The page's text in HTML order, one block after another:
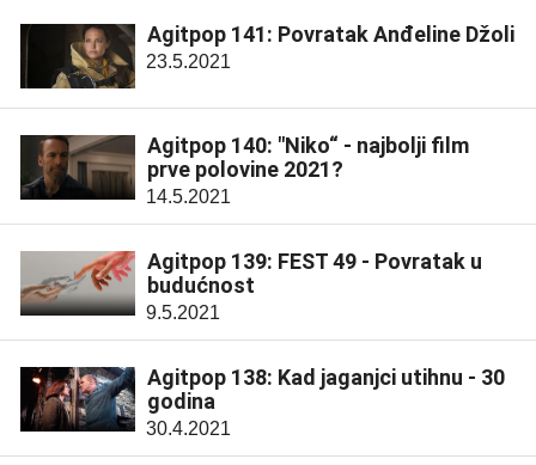
Agitpop 141: Povratak Anđeline Džoli
23.5.2021
Agitpop 140: "Niko“ - najbolji film
prve polovine 2021?
14.5.2021
Agitpop 139: FEST 49 - Povratak u
budućnost
9.5.2021
Agitpop 138: Kad jaganjci utihnu - 30
godina
30.4.2021